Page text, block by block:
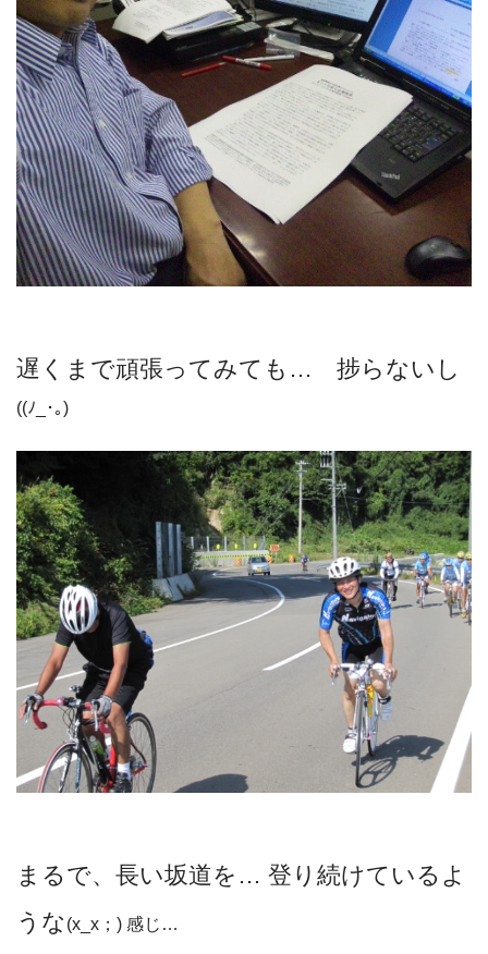
遅くまで頑張ってみても… 捗らないし
((ﾉ_･｡)
まるで、長い坂道を… 登り続けているよ
うな (x_x；) 感じ…